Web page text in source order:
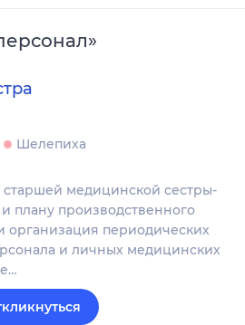
»
Шелепиха
старшей медицинской сестры-
плану производственного
организация периодических
и личных медицинских